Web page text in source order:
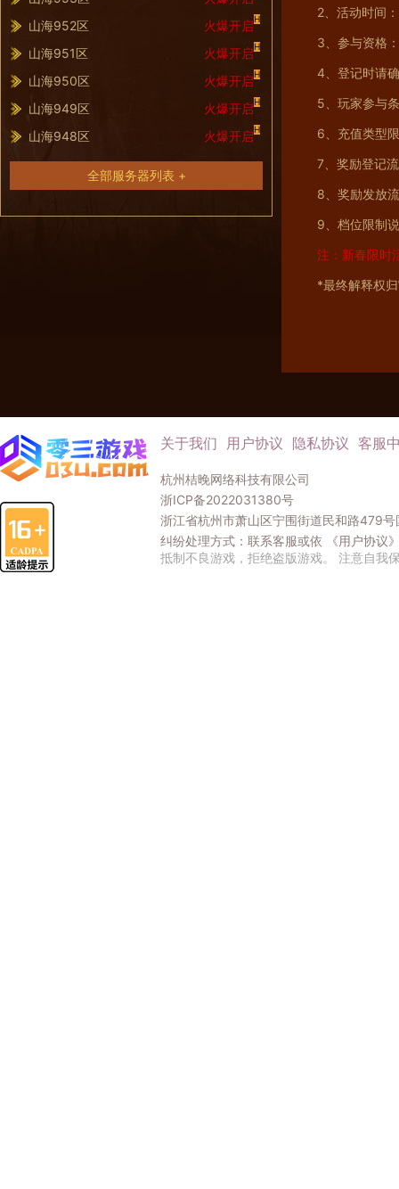
山海952区 火爆开启H
山海951区 火爆开启H
山海950区 火爆开启H
山海949区 火爆开启H
山海948区 火爆开启H
全部服务器列表 +
2、活动时间：
3、参与资格
4、登记时请
5、玩家参与
6、充值类型
7、奖励登记
8、奖励发放
9、档位限制
注：新春限时
*最终解释权
关于我们 用户协议 隐私协议 客服
杭州桔晚网络科技有限公司
浙ICP备2022031380号
浙江省杭州市萧山区宁围街道民和路479
纠纷处理方式：联系客服或依
《用户协议
抵制不良游戏，拒绝盗版游戏。 注意自我